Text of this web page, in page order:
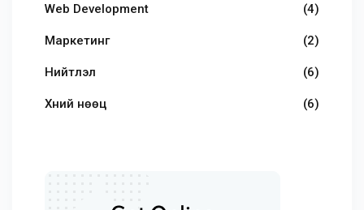
Web Development (4)
Маркетинг (2)
Нийтлэл (6)
Хүний нөөц (6)